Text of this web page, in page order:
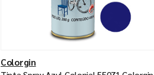
Colorgin